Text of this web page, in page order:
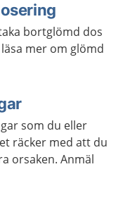
bortglömd dos
mer om glömd
som du eller
räcker med att du
orsaken. Anmäl